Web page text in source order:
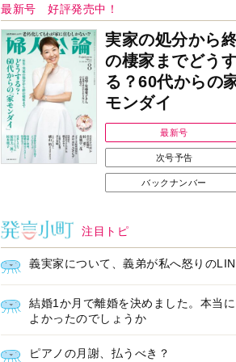
ＡＩで始める遺言を書
く前の準備セミナー開
催
耳にすっぽり！オーテ
ィコン補聴器、新しい
スタイルで All in Ear
の「オーティコン ジー
ル」を発売
トするオープンイヤー
型イヤホン「kikippa イ
ヤホン HERALBONY
モデル」発売
ージについてのお詫び
と訂正